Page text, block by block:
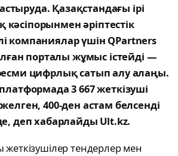
Қазақстандағы ірі
әріптестік
компаниялар үшін QPartners
порталы жұмыс істейді —
цифрлық сатып алу алаңы.
3 667 жеткізуші
400-ден астам белсенді
деп хабарлайды Ult.kz.
тендерлер мен